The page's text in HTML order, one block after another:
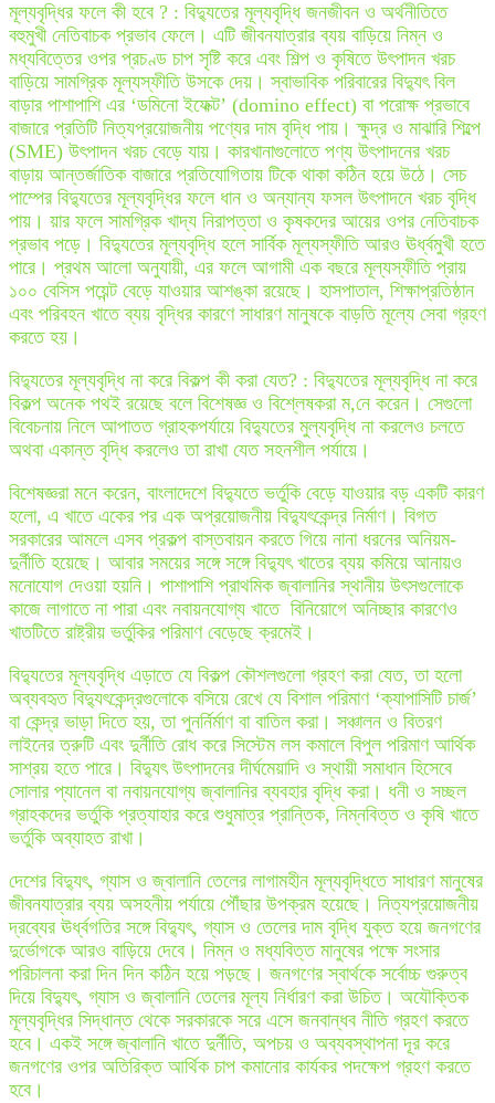
মূল্যবৃদ্ধির ফলে কী হবে ? : বিদ্যুতের মূল্যবৃদ্ধি জনজীবন ও অর্থনীতিতে
বহুমুখী নেতিবাচক প্রভাব ফেলে। এটি জীবনযাত্রার ব্যয় বাড়িয়ে নিম্ন ও
মধ্যবিত্তের ওপর প্রচণ্ড চাপ সৃষ্টি করে এবং শিল্প ও কৃষিতে উৎপাদন খরচ
বাড়িয়ে সামগ্রিক মূল্যস্ফীতি উসকে দেয়। স্বাভাবিক পরিবারের বিদ্যুৎ বিল
বাড়ার পাশাপাশি এর ‘ডমিনো ইফেক্ট’ (domino effect) বা পরোক্ষ প্রভাবে
বাজারে প্রতিটি নিত্যপ্রয়োজনীয় পণ্যের দাম বৃদ্ধি পায়। ক্ষুদ্র ও মাঝারি শিল্পে
(SME) উৎপাদন খরচ বেড়ে যায়। কারখানাগুলোতে পণ্য উৎপাদনের খরচ
বাড়ায় আন্তর্জাতিক বাজারে প্রতিযোগিতায় টিকে থাকা কঠিন হয়ে উঠে। সেচ
পাম্পের বিদ্যুতের মূল্যবৃদ্ধির ফলে ধান ও অন্যান্য ফসল উৎপাদনে খরচ বৃদ্ধি
পায়। য়ার ফলে সামগ্রিক খাদ্য নিরাপত্তা ও কৃষকদের আয়ের ওপর নেতিবাচক
প্রভাব পড়ে। বিদ্যুতের মূল্যবৃদ্ধি হলে সার্বিক মূল্যস্ফীতি আরও ঊর্ধ্বমুখী হতে
পারে। প্রথম আলো অনুযায়ী, এর ফলে আগামী এক বছরে মূল্যস্ফীতি প্রায়
১০০ বেসিস পয়েন্ট বেড়ে যাওয়ার আশঙ্কা রয়েছে। হাসপাতাল, শিক্ষাপ্রতিষ্ঠান
এবং পরিবহন খাতে ব্যয় বৃদ্ধির কারণে সাধারণ মানুষকে বাড়তি মূল্যে সেবা গ্রহণ
করতে হয়।
বিদ্যুতের মূল্যবৃদ্ধি না করে বিকল্প কী করা যেত? : বিদ্যুতের মূল্যবৃদ্ধি না করে
বিকল্প অনেক পথই রয়েছে বলে বিশেষজ্ঞ ও বিশ্লেষকরা ম,নে করেন। সেগুলো
বিবেচনায় নিলে আপাতত গ্রাহকপর্যায়ে বিদ্যুতের মুল্যবৃদ্ধি না করলেও চলতে
অথবা একান্ত বৃদ্ধি করলেও তা রাখা যেত সহনশীল পর্যায়ে।
বিশেষজ্ঞরা মনে করেন, বাংলাদেশে বিদ্যুতে ভর্তুকি বেড়ে যাওয়ার বড় একটি কারণ
হলো, এ খাতে একের পর এক অপ্রয়োজনীয় বিদ্যুৎকেন্দ্র নির্মাণ। বিগত
সরকারের আমলে এসব প্রকল্প বাস্তবায়ন করতে গিয়ে নানা ধরনের অনিয়ম-
দুর্নীতি হয়েছে। আবার সময়ের সঙ্গে সঙ্গে বিদ্যুৎ খাতের ব্যয় কমিয়ে আনায়ও
মনোযোগ দেওয়া হয়নি। পাশাপাশি প্রাথমিক জ্বালানির স্থানীয় উৎসগুলোকে
কাজে লাগাতে না পারা এবং নবায়নযোগ্য খাতে বিনিয়োগে অনিচ্ছার কারণেও
খাতটিতে রাষ্ট্রীয় ভর্তুকির পরিমাণ বেড়েছে ক্রমেই।
বিদ্যুতের মূল্যবৃদ্ধি এড়াতে যে বিকল্প কৌশলগুলো গ্রহণ করা যেত, তা হলো
অব্যবহৃত বিদ্যুৎকেন্দ্রগুলোকে বসিয়ে রেখে যে বিশাল পরিমাণ ‘ক্যাপাসিটি চার্জ’
বা কেন্দ্র ভাড়া দিতে হয়, তা পুনর্নির্মাণ বা বাতিল করা। সঞ্চালন ও বিতরণ
লাইনের ত্রুটি এবং দুর্নীতি রোধ করে সিস্টেম লস কমালে বিপুল পরিমাণ আর্থিক
সাশ্রয় হতে পারে। বিদ্যুৎ উৎপাদনের দীর্ঘমেয়াদি ও স্থায়ী সমাধান হিসেবে
সোলার প্যানেল বা নবায়নযোগ্য জ্বালানির ব্যবহার বৃদ্ধি করা। ধনী ও সচ্ছল
গ্রাহকদের ভর্তুকি প্রত্যাহার করে শুধুমাত্র প্রান্তিক, নিম্নবিত্ত ও কৃষি খাতে
ভর্তুকি অব্যাহত রাখা।
দেশের বিদ্যুৎ, গ্যাস ও জ্বালানি তেলের লাগামহীন মূল্যবৃদ্ধিতে সাধারণ মানুষের
জীবনযাত্রার ব্যয় অসহনীয় পর্যায়ে পৌঁছার উপক্রম হয়েছে। নিত্যপ্রয়োজনীয়
দ্রব্যের ঊর্ধ্বগতির সঙ্গে বিদ্যুৎ, গ্যাস ও তেলের দাম বৃদ্ধি যুক্ত হয়ে জনগণের
দুর্ভোগকে আরও বাড়িয়ে দেবে। নিম্ন ও মধ্যবিত্ত মানুষের পক্ষে সংসার
পরিচালনা করা দিন দিন কঠিন হয়ে পড়ছে। জনগণের স্বার্থকে সর্বোচ্চ গুরুত্ব
দিয়ে বিদ্যুৎ, গ্যাস ও জ্বালানি তেলের মূল্য নির্ধারণ করা উচিত। অযৌক্তিক
মূল্যবৃদ্ধির সিদ্ধান্ত থেকে সরকারকে সরে এসে জনবান্ধব নীতি গ্রহণ করতে
হবে। একই সঙ্গে জ্বালানি খাতে দুর্নীতি, অপচয় ও অব্যবস্থাপনা দূর করে
জনগণের ওপর অতিরিক্ত আর্থিক চাপ কমানোর কার্যকর পদক্ষেপ গ্রহণ করতে
হবে।